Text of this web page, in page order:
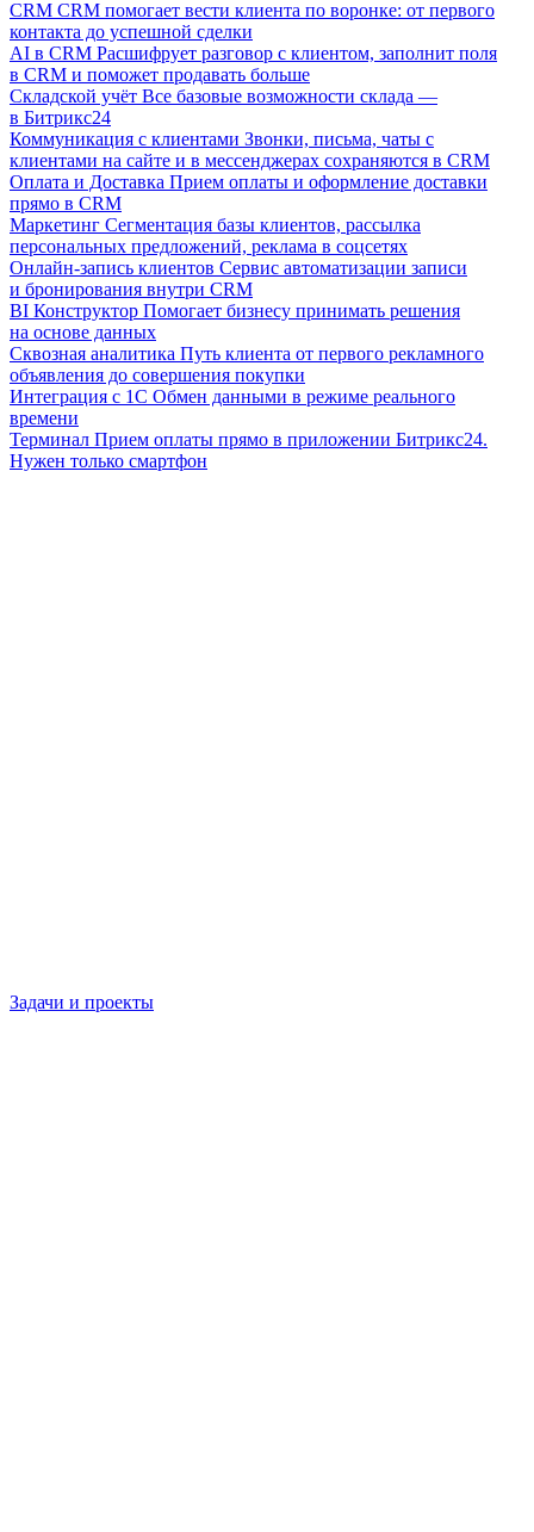
CRM CRM помогает вести клиента по воронке: от первого
контакта до успешной сделки
AI в CRM Расшифрует разговор с клиентом, заполнит поля
в CRM и поможет продавать больше
Складской учёт Все базовые возможности склада —
в Битрикс24
Коммуникация с клиентами Звонки, письма, чаты с
клиентами на сайте и в мессенджерах сохраняются в CRM
Оплата и Доставка Прием оплаты и оформление доставки
прямо в CRM
Маркетинг Сегментация базы клиентов, рассылка
персональных предложений, реклама в соцсетях
Онлайн-запись клиентов Сервис автоматизации записи
и бронирования внутри CRM
BI Конструктор Помогает бизнесу принимать решения
на основе данных
Сквозная аналитика Путь клиента от первого рекламного
объявления до совершения покупки
Интеграция с 1С Обмен данными в режиме реального
времени
Терминал Прием оплаты прямо в приложении Битрикс24.
Нужен только смартфон
Задачи и проекты